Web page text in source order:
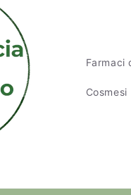
Farmaci
Cosmesi